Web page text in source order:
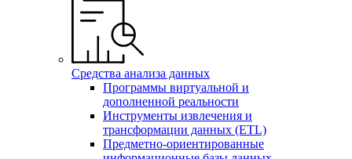
Средства анализа данных
Программы виртуальной и
дополненной реальности
Инструменты извлечения и
трансформации данных (ETL)
Предметно-ориентированные